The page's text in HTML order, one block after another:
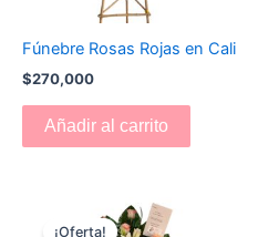
Fúnebre Rosas Rojas en Cali
$270,000
Añadir al carrito
¡Oferta!precio
El
precio